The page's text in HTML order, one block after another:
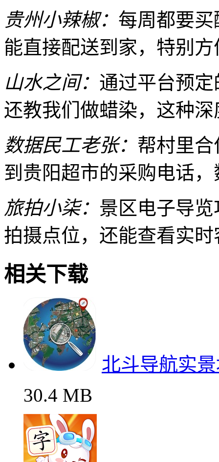
贵州小辣椒： 每周都要
能直接配送到家，特别
山水之间： 通过平台预
还教我们做蜡染，这种
数据民工老张： 帮村里
到贵阳超市的采购电话
旅拍小柒： 景区电子导
拍摄点位，还能查看实
相关下载
北斗导航实
30.4 MB